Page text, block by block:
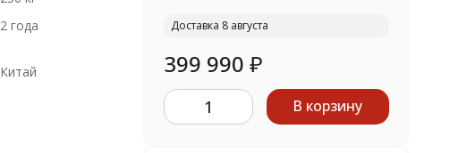
2 года
Китай
Доставка 8 августа
399 990 ₽
В корзину